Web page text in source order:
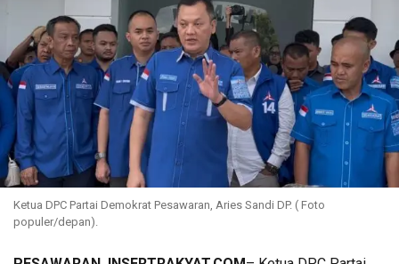
Ketua DPC Partai Demokrat Pesawaran, Aries Sandi DP. ( Foto
populer/depan).